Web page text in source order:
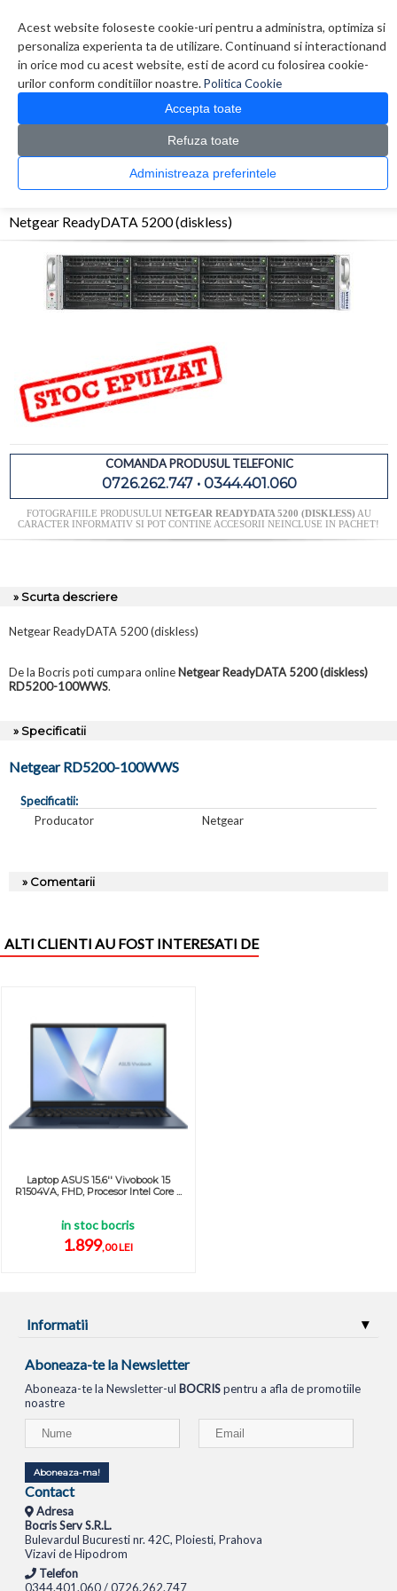
Acest website foloseste cookie-uri pentru a administra, optimiza si
personaliza experienta ta de utilizare. Continuand si interactionand
in orice mod cu acest website, esti de acord cu folosirea cookie-
urilor conform conditiilor noastre.Politica Cookie
Accepta toate
Refuza toate
Administreaza preferintele
0 produs(e)
CATALOG PRODUSE
> Network Storage > Netgear ReadyDATA 5200
Netgear ReadyDATA 5200 (diskless)
COMANDA PRODUSUL TELEFONIC
0726.262.747 • 0344.401.060
FOTOGRAFIILE PRODUSULUI NETGEAR READYDATA 5200 (DISKLESS) AU
CARACTER INFORMATIV SI POT CONTINE ACCESORII NEINCLUSE IN PACHET!
» Scurta descriere
Netgear ReadyDATA 5200 (diskless)
De la Bocris poti cumpara online Netgear ReadyDATA 5200 (diskless)
RD5200-100WWS.
» Specificatii
Netgear RD5200-100WWS
Specificatii:
Producator
Netgear
» Comentarii
ALTI CLIENTI AU FOST INTERESATI DE
Laptop ASUS 15.6'' Vivobook 15
R1504VA, FHD, Procesor Intel Core ...
in stoc bocris
1.899,00 LEI
Informatii
Aboneaza-te la Newsletter
Aboneaza-te la Newsletter-ul BOCRISpentru a afla de promotiile
noastre
Aboneaza-ma!
Contact
Adresa
Bocris Serv S.R.L.
Bulevardul Bucuresti nr. 42C, Ploiesti, Prahova
Vizavi de Hipodrom
Telefon
0344.401.060 / 0726.262.747